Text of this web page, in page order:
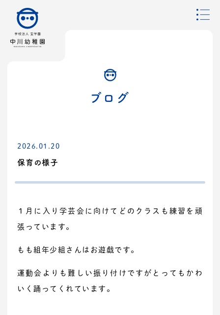
ブログ
2026.01.20
保育の様子
１月に入り学芸会に向けてどのクラスも練習を頑
張っています。
もも組年少組さんはお遊戯です。
運動会よりも難しい振り付けですがとってもかわ
いく踊ってくれています。